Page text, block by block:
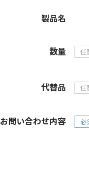
製品名
数量 任
代替品 任
お問い合わせ内容 必